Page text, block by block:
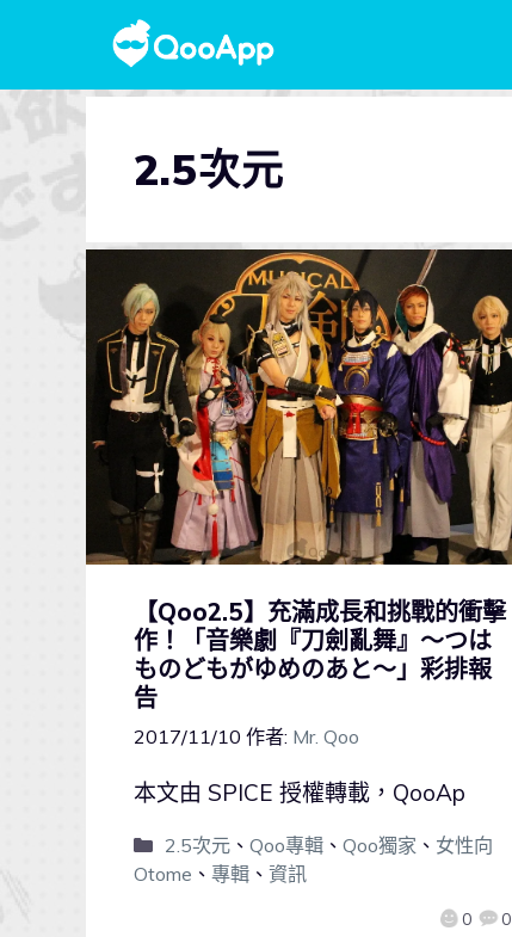
2.5次元
【Qoo2.5】充滿成長和挑戰的衝擊
作！「音樂劇『刀劍亂舞』～つは
ものどもがゆめのあと～」彩排報
告
2017/11/10 作者: Mr. Qoo
0 0
本文由 SPICE 授權轉載，QooAp
2.5次元、 Qoo專輯、 Qoo獨家 、 女性向
Otome 、 專輯 、 資訊